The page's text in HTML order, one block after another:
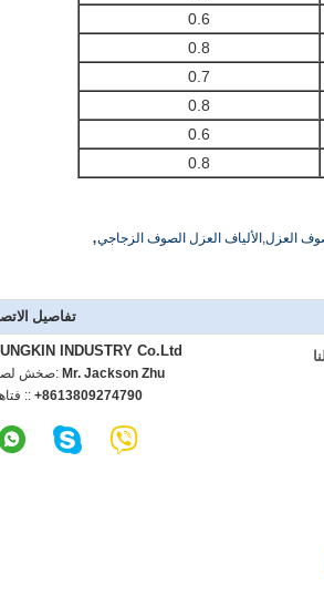
0.6
0.8
0.7
0.8
0.6
0.8
العزل,الألياف العزل الصوف الزجاجي,
تفاصيل
INDUSTRY Co.Ltd
اتصل Mr. Jackson Zhu
+8613809274790